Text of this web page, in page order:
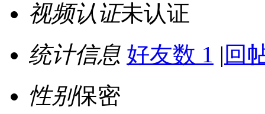
视频认证未认证
统计信息 好友数 1 | 回
性别保密